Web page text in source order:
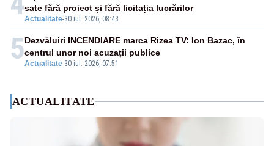
Actualitate-30 iul. 2026, 08:43
sate fără proiect și fără licitația lucrărilor
5Actualitate-30 iul. 2026, 07:51
Dezvăluiri INCENDIARE marca Rizea TV: Ion Bazac, în
centrul unor noi acuzații publice
ACTUALITATE